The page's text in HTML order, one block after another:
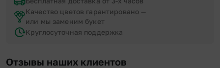
Качество цветов гарантировано —
или мы заменим букет
Круглосуточная поддержка
Отзывы наших клиентов